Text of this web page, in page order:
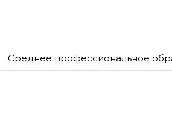
Среднее профессиональное